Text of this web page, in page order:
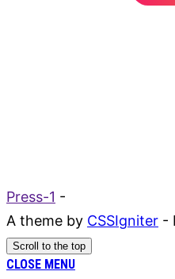
Press-1 -
A theme by CSSIgniter -
Scroll to the top
CLOSE MENU